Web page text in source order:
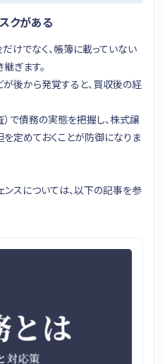
クがある
けでなく、帳簿に載っていない
ぎます。
後から発覚すると、買収後の経
）で債務の実態を把握し、株式譲
定めておくことが防御になりま
ンスについては、以下の記事を参